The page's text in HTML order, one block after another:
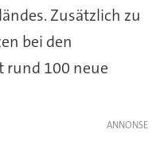
Zusätzlich zu
bei den
rund 100 neue